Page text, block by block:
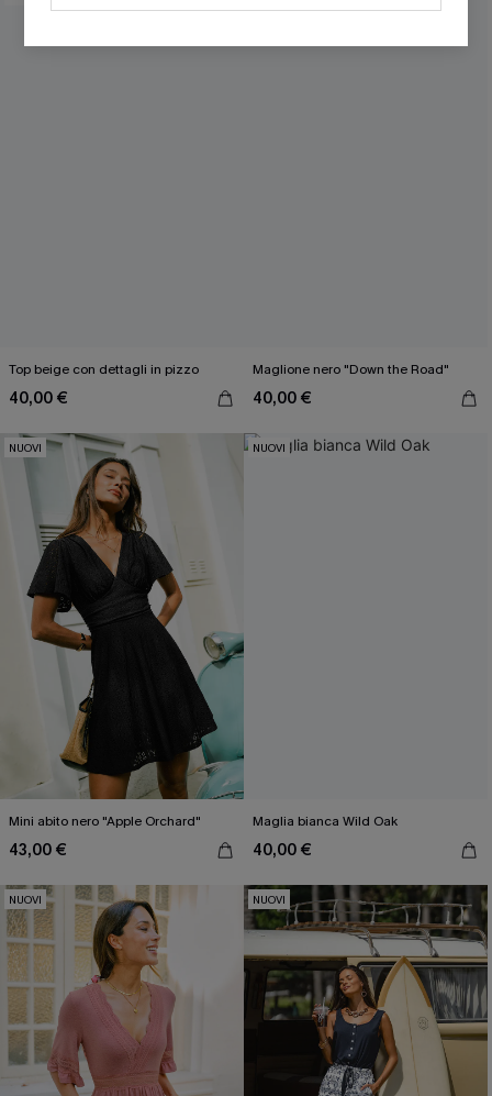
Top beige con dettagli in pizzo
40,00 €
Maglione nero "Down the Road"
40,00 €
NUOVI
Mini abito nero "Apple Orchard"
43,00 €
NUOVI
Maglia bianca Wild Oak
40,00 €
NUOVI NUOVI